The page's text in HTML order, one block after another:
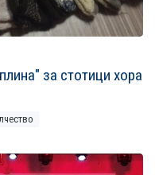
за стотици хора